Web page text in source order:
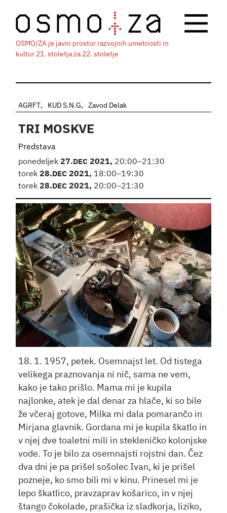
OSMO/ZA je javni prostor razvojnih umetnosti in
kultur 21. stoletja za 22. stoletje
AGRFT KUD S.N.G Zavod Delak
TRI MOSKVE
Predstava
ponedeljek27. DEC2021, 20:00–21:30
torek28. DEC2021, 18:00–19:30
torek28. DEC2021, 20:00–21:30
18. 1. 1957, petek. Osemnajst let. Od tistega
velikega praznovanja ni nič, sama ne vem,
kako je tako prišlo. Mama mi je kupila
najlonke, atek je dal denar za hlače, ki so bile
že včeraj gotove, Milka mi dala pomarančo in
Mirjana glavnik. Gordana mi je kupila škatlo in
v njej dve toaletni mili in stekleničko kolonjske
vode. To je bilo za osemnajsti rojstni dan. Čez
dva dni je pa prišel sošolec Ivan, ki je prišel
pozneje, ko smo bili mi v kinu. Prinesel mi je
lepo škatlico, pravzaprav košarico, in v njej
štango čokolade, prašička iz sladkorja, liziko,